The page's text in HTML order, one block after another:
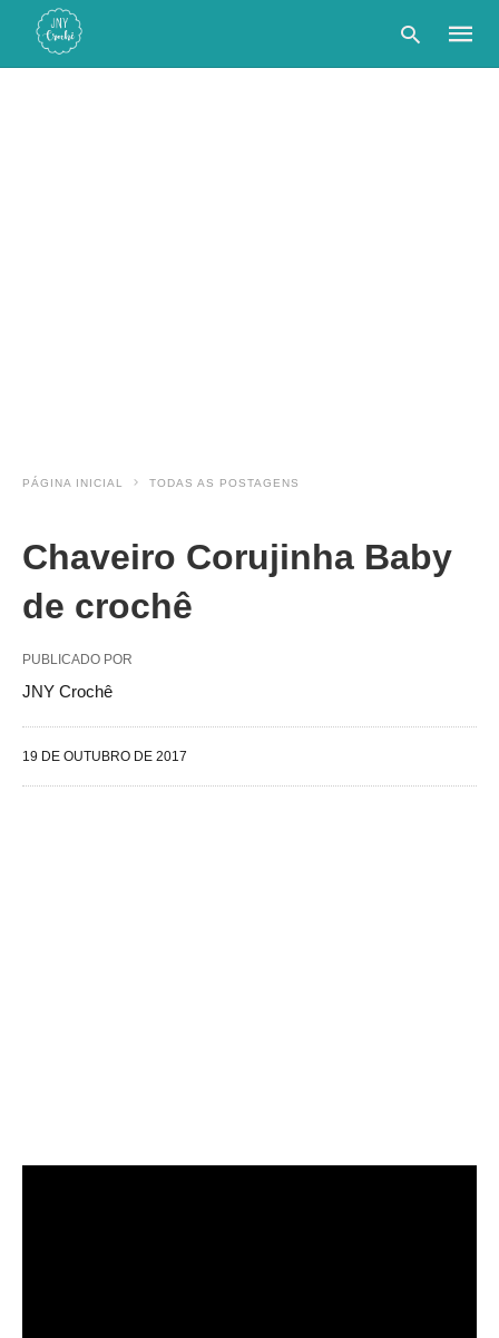
PÁGINA INICIAL TODAS AS POSTAGENS
Chaveiro Corujinha Baby
de crochê
PUBLICADO POR
JNY Crochê
19 DE OUTUBRO DE 2017